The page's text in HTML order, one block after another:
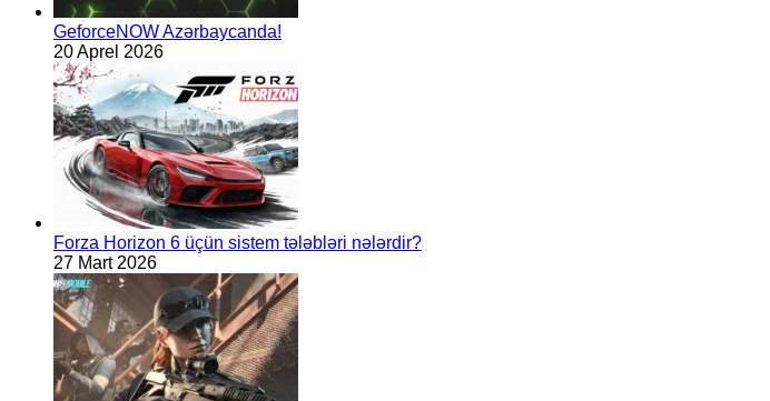
GeforceNOW Azərbaycanda!
20 Aprel 2026
Forza Horizon 6 üçün sistem tələbləri nələrdir?
27 Mart 2026